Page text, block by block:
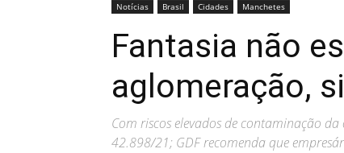
Notícias Brasil Cidades Manchetes
Fantasia não
aglomeração,
Com riscos elevados de contaminação
42.898/21; GDF recomenda que